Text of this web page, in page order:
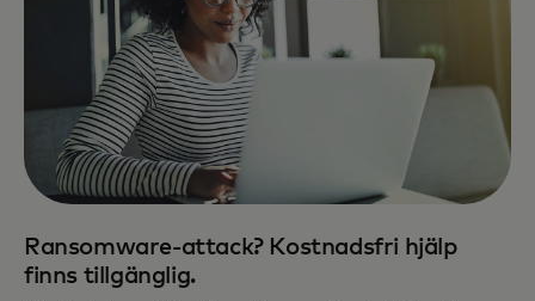
Ransomware-attack? Kostnadsfri hjälp
finns tillgänglig.